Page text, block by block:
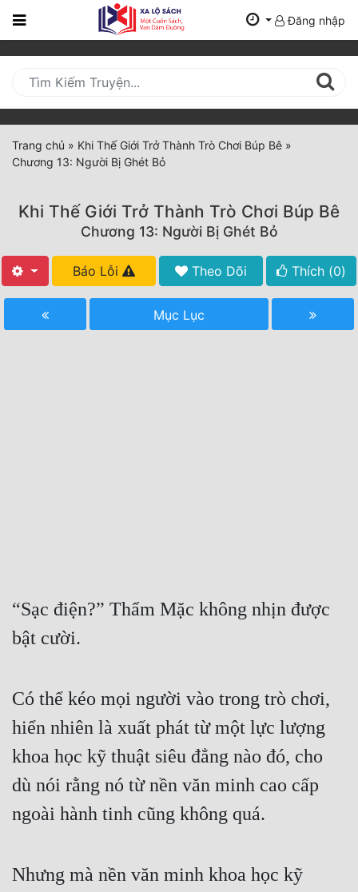
Trang
Mới
Cập
Nhật
(current)
Thể Loại
Tất Cả
Hoàn Thành
Cung Đấu
Cổ Tiên Hiệp
Cổ Đại
Du Hí
Dã Sử
Dị Giới
Đăng nhập
Trang chủ » Khi Thế Giới Trở Thành Trò Chơi Búp Bê »
Chương 13: Người Bị Ghét Bỏ
Khi Thế Giới Trở Thành Trò Chơi Búp Bê
Chương 13: Người Bị Ghét Bỏ
Báo Lỗi Theo Dõi Thích (0)
Mục Lục
“Sạc điện?” Thẩm Mặc không nhịn được
bật cười.
Có thể kéo mọi người vào trong trò chơi,
hiển nhiên là xuất phát từ một lực lượng
khoa học kỹ thuật siêu đẳng nào đó, cho
dù nói rằng nó từ nền văn minh cao cấp
ngoài hành tinh cũng không quá.
Nhưng mà nền văn minh khoa học kỹ